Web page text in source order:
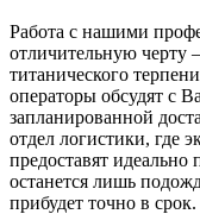
Работа с нашими
отличительную черту
титанического
операторы обсудят с
запланированной
отдел логистики, где
предоставят
останется лишь
прибудет точно в срок.